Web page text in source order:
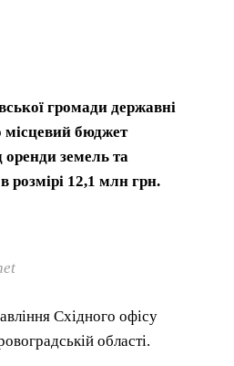
громади державні
бюджет
оренди земель та
розмірі 12,1 млн грн.
Східного офісу
області.